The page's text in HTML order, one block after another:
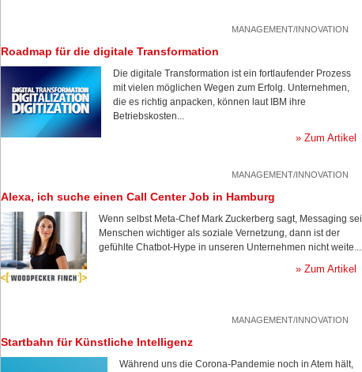
MANAGEMENT/INNOVATION
Roadmap für die digitale Transformation
Die digitale Transformation ist ein fortlaufender Prozess
mit vielen möglichen Wegen zum Erfolg. Unternehmen,
die es richtig anpacken, können laut IBM ihre
Betriebskosten...
» Zum Artikel
MANAGEMENT/INNOVATION
Alexa, ich suche einen Call Center Job in Hamburg
Wenn selbst Meta-Chef Mark Zuckerberg sagt, Messaging sei
Menschen wichtiger als soziale Vernetzung, dann ist der
gefühlte Chatbot-Hype in unseren Unternehmen nicht weite...
» Zum Artikel
MANAGEMENT/INNOVATION
Startbahn für Künstliche Intelligenz
Während uns die Corona-Pandemie noch in Atem hält,